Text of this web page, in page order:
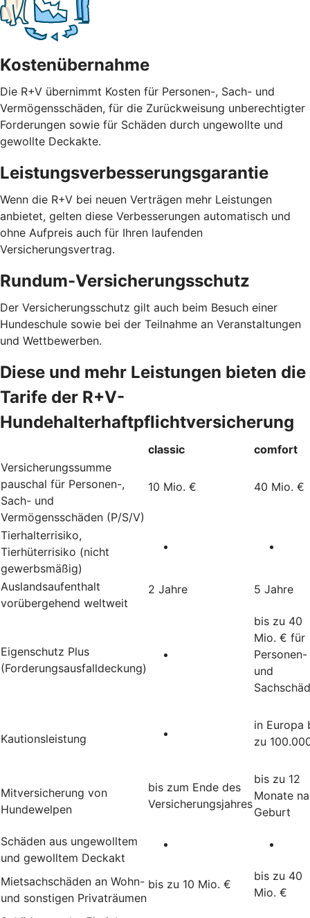
Kostenübernahme
Die R+V übernimmt Kosten für Personen-, Sach- und
Vermögensschäden, für die Zurückweisung unberechtigter
Forderungen sowie für Schäden durch ungewollte und
gewollte Deckakte.
Leistungsverbesserungsgarantie
Wenn die R+V bei neuen Verträgen mehr Leistungen
anbietet, gelten diese Verbesserungen automatisch und
ohne Aufpreis auch für Ihren laufenden
Versicherungsvertrag.
Rundum-Versicherungsschutz
Der Versicherungsschutz gilt auch beim Besuch einer
Hundeschule sowie bei der Teilnahme an Veranstaltungen
und Wettbewerben.
Diese und mehr Leistungen bieten die
Tarife der R+V-
Hundehalterhaftpflichtversicherung
classic
comfort
Versicherungssumme
pauschal für Personen-,
Sach- und
Vermögensschäden (P/S/V)
10 Mio. € 40 Mio. €
Tierhalterrisiko,
Tierhüterrisiko (nicht
gewerbsmäßig)
Auslandsaufenthalt
vorübergehend weltweit
2 Jahre 5 Jahre
Eigenschutz Plus
(Forderungsausfalldeckung)
bis zu 40
Mio. € für
Personen-
und
Kautionsleistung
in Europa
zu
Mitversicherung von
Hundewelpen
bis zum Ende des
Versicherungsjahres
bis zu 12
Monate
Geburt
Schäden aus ungewolltem
und gewolltem Deckakt
Mietsachschäden an Wohn-
und sonstigen Privaträumen
bis zu 10 Mio. €
bis zu 40
Mio. €